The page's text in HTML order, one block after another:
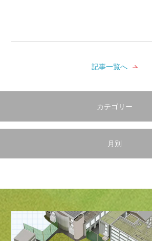
記事一覧へ
カテゴリー
月別